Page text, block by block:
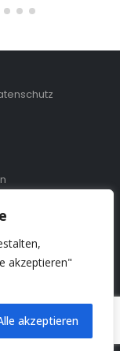
akzeptieren"
akzeptieren